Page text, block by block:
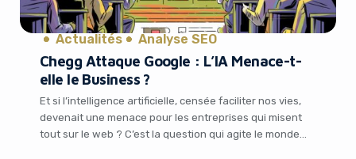
Actualités Analyse SEO
Chegg Attaque Google : L’IA Menace-t-
elle le Business ?
Et si l’intelligence artificielle, censée faciliter nos vies,
devenait une menace pour les entreprises qui misent
tout sur le web ? C’est la question qui agite le monde